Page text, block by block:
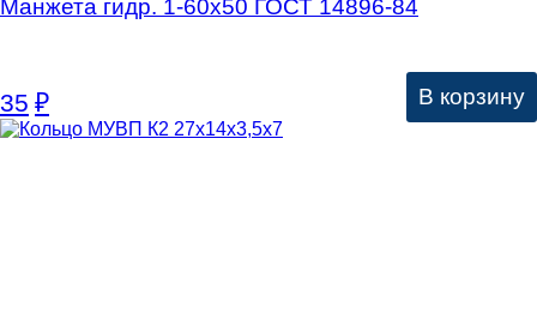
Манжета гидр. 1-60х50 ГОСТ 14896-84
35 ₽ В корзину